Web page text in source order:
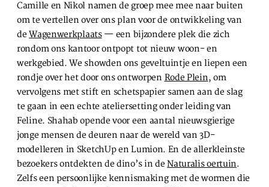
Camille en Nikol namen de groep mee mee naar buiten
om te vertellen over ons plan voor de ontwikkeling van
deWagenwerkplaats— een bijzondere plek die zich
rondom ons kantoor ontpopt tot nieuw woon- en
werkgebied. We showden ons geveltuintje en liepen een
rondje over het door ons ontworpen Rode Plein, om
vervolgens met stift en schetspapier samen aan de slag
te gaan in een echte ateliersetting onder leiding van
Feline. Shahab opende voor een aantal nieuwsgierige
jonge mensen de deuren naar de wereld van 3D-
modelleren in SketchUp en Lumion. En de allerkleinste
bezoekers ontdekten de dino’s in deNaturalis oertuin.
Zelfs een persoonlijke kennismaking met de wormen die
SLA VOORKEUREN OP